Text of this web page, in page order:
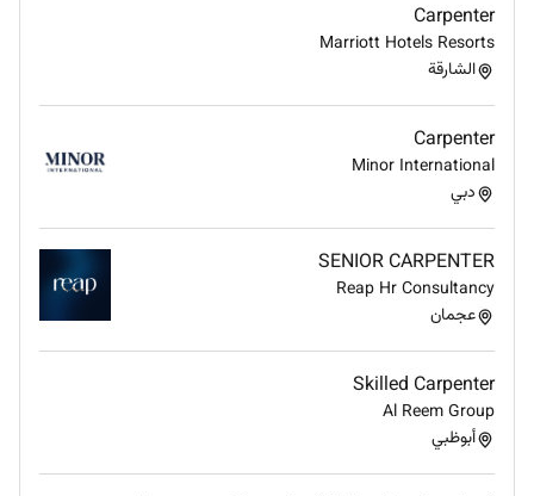
Carpenter
Marriott Hotels Resorts
الشارقة
Carpenter
Minor International
دبي
SENIOR CARPENTER
Reap Hr Consultancy
عجمان
Skilled Carpenter
Al Reem Group
أبوظبي